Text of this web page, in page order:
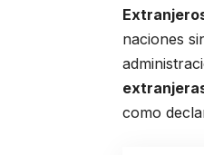
naciones
como